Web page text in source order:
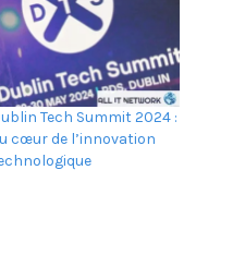
Tech Summit 2024 :
cœur de l’innovation